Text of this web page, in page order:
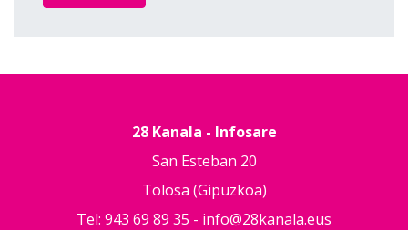
28 Kanala - Infosare
San Esteban 20
Tolosa (Gipuzkoa)
Tel: 943 69 89 35 - info@28kanala.eus